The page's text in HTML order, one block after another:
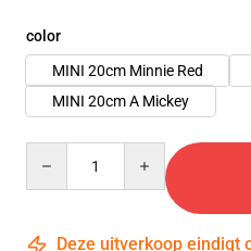
color
MINI 20cm Minnie Red
MINI 20cm A Mickey
Deze uitverkoop eindigt